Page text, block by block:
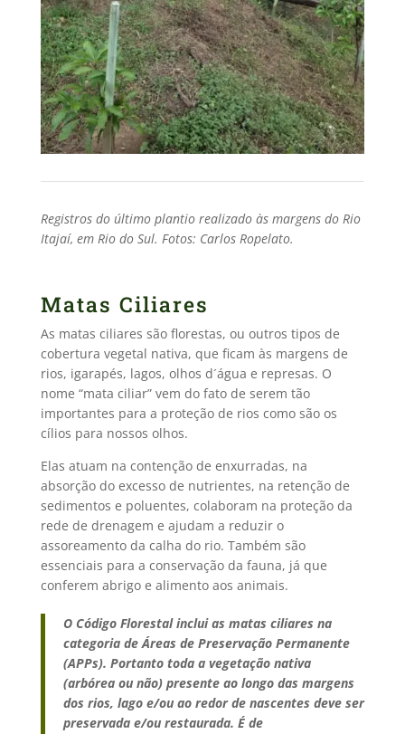
Registros do último plantio realizado às margens do Rio
Itajaí, em Rio do Sul. Fotos: Carlos Ropelato.
Matas Ciliares
As matas ciliares são florestas, ou outros tipos de
cobertura vegetal nativa, que ficam às margens de
rios, igarapés, lagos, olhos d´água e represas. O
nome “mata ciliar” vem do fato de serem tão
importantes para a proteção de rios como são os
cílios para nossos olhos.
Elas atuam na contenção de enxurradas, na
absorção do excesso de nutrientes, na retenção de
sedimentos e poluentes, colaboram na proteção da
rede de drenagem e ajudam a reduzir o
assoreamento da calha do rio. Também são
essenciais para a conservação da fauna, já que
conferem abrigo e alimento aos animais.
O Código Florestal inclui as matas ciliares na
categoria de Áreas de Preservação Permanente
(APPs). Portanto toda a vegetação nativa
(arbórea ou não) presente ao longo das margens
dos rios, lago e/ou ao redor de nascentes deve ser
preservada e/ou restaurada. É de